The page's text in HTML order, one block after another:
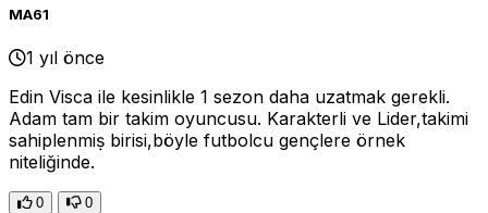
MA61
1 yıl önce
Edin Visca ile kesinlikle 1 sezon daha uzatmak gerekli.
Adam tam bir takim oyuncusu. Karakterli ve Lider,takimi
sahiplenmiṣ birisi,böyle futbolcu gençlere örnek
niteliğinde.
0
0